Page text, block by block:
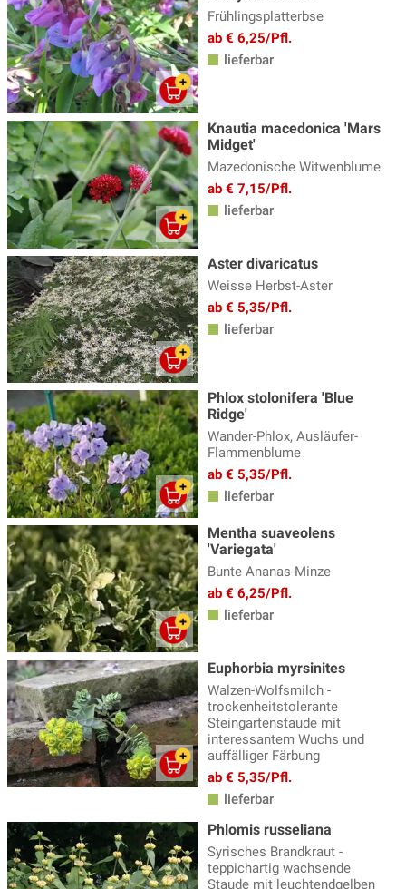
Frühlingsplatterbse
ab € 6,25/Pfl.
lieferbar
Knautia macedonica 'Mars
Midget'
Mazedonische Witwenblume
ab € 7,15/Pfl.
lieferbar
Aster divaricatus
Weisse Herbst-Aster
ab € 5,35/Pfl.
lieferbar
Phlox stolonifera 'Blue
Ridge'
Wander-Phlox, Ausläufer-
Flammenblume
ab € 5,35/Pfl.
lieferbar
Mentha suaveolens
'Variegata'
Bunte Ananas-Minze
ab € 6,25/Pfl.
lieferbar
Euphorbia myrsinites
Walzen-Wolfsmilch -
trockenheitstolerante
Steingartenstaude mit
interessantem Wuchs und
auffälliger Färbung
ab € 5,35/Pfl.
lieferbar
Phlomis russeliana
Syrisches Brandkraut -
teppichartig wachsende
Staude mit leuchtendgelben